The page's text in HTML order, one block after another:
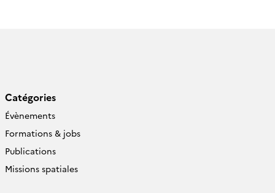
Catégories
Évènements
Formations & jobs
Publications
Missions spatiales